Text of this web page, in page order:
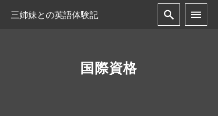
三姉妹との英語体験記
国際資格